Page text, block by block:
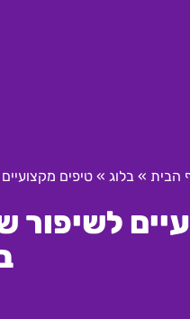
הבית »בלוג »טיפים
לשיפור